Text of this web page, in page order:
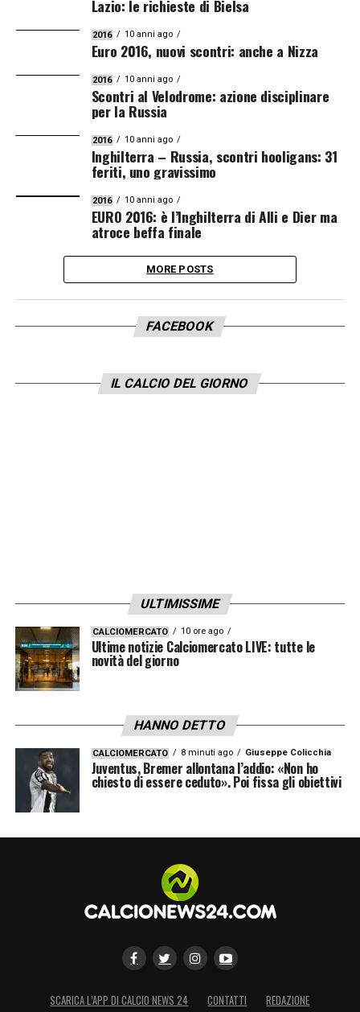
Lazio: le richieste di Bielsa
2016 10 anni ago
Euro 2016, nuovi scontri: anche a Nizza
2016 10 anni ago
Scontri al Velodrome: azione disciplinare
per la Russia
2016 10 anni ago
Inghilterra – Russia, scontri hooligans: 31
feriti, uno gravissimo
2016 10 anni ago
EURO 2016: è l’Inghilterra di Alli e Dier ma
atroce beffa finale
MORE POSTS
FACEBOOK
IL CALCIO DEL GIORNO
ULTIMISSIME
CALCIOMERCATO 10 ore ago
Ultime notizie Calciomercato LIVE: tutte le
novità del giorno
HANNO DETTO
CALCIOMERCATO 8 minuti ago Giuseppe Colicchia
Juventus, Bremer allontana l’addio: «Non ho
chiesto di essere ceduto». Poi fissa gli obiettivi
SCARICA L’APP DI CALCIO NEWS 24 CONTATTI REDAZIONE